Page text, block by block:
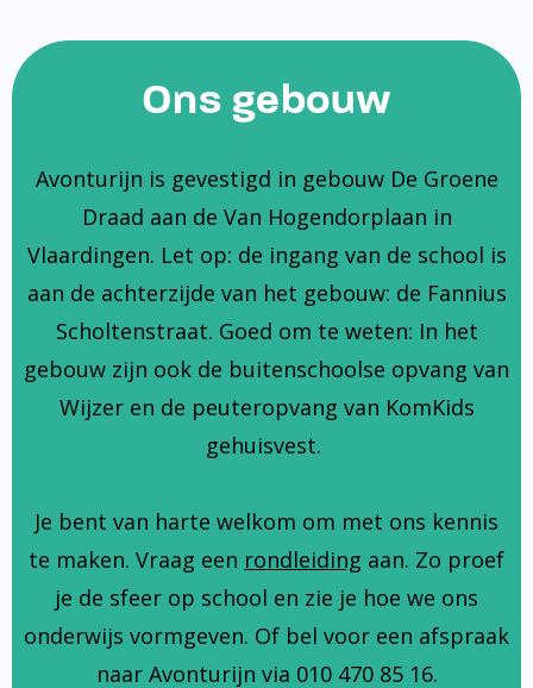
Ons gebouw
Avonturijn is gevestigd in gebouw De Groene
Draad aan de Van Hogendorplaan in
Vlaardingen. Let op: de ingang van de school is
aan de achterzijde van het gebouw: de Fannius
Scholtenstraat. Goed om te weten: In het
gebouw zijn ook de buitenschoolse opvang van
Wijzer en de peuteropvang van KomKids
gehuisvest.
Je bent van harte welkom om met ons kennis
te maken. Vraag een rondleiding aan. Zo proef
je de sfeer op school en zie je hoe we ons
onderwijs vormgeven. Of bel voor een afspraak
naar Avonturijn via 010 470 85 16.